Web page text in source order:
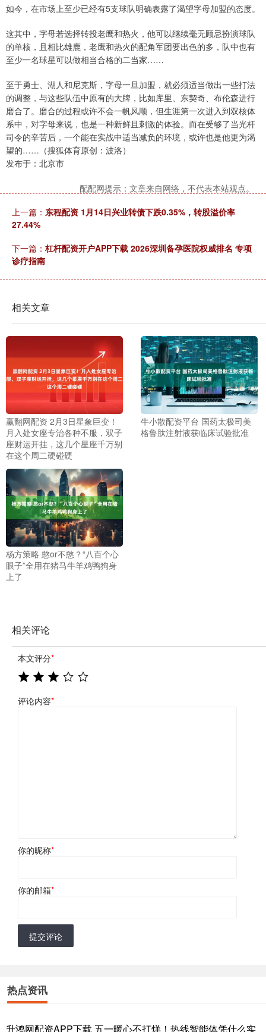
如今，在市场上至少已经有5支球队明确表露了渴望字母加盟的态度。
这其中，字母若选择转投老鹰和热火，他可以继续毫无顾忌扮演球队
的单核，且相比雄鹿，老鹰和热火的配角军团要出色的多，队中也有
至少一名球星可以做相当合格的二当家……
至于勇士、湖人和尼克斯，字母一旦加盟，就必须适当做出一些打法
的调整，与这些队伍中原有的大牌，比如库里、东契奇、布伦森进行
磨合了。磨合的过程或许不会一帆风顺，但生涯第一次进入到双核体
系中，对字母来说，也是一种新鲜且刺激的体验。而在受够了当光杆
司令的辛苦后，一个能在实战中适当减负的环境，或许也是他更为渴
望的……（搜狐体育原创：波洛）
发布于：北京市
配配网提示：文章来自网络，不代表本站观点。
上一篇： 东程配资 1月14日兴业转债下跌0.35%，转股溢价率
27.44%
下一篇： 杠杆配资开户APP下载 2026深圳备孕医院权威排名 专项
诊疗指南
相关文章
赢翻网配资 2月3日星象巨变！
月入处女座专治各种不服，双子
座财运开挂，这几个星座千万别
在这个周二硬碰硬
牛小散配资平台 国药太极司美
格鲁肽注射液获临床试验批准
杨方策略 憨or不憨？“八百个心
眼子”全用在猪马牛羊鸡鸭狗身
上了
相关评论
本文评分*
评论内容*
你的昵称*
你的邮箱*
提交评论
热点资讯
升鸿网配资APP下载 五一暖心不打烊！热线智能体凭什么实